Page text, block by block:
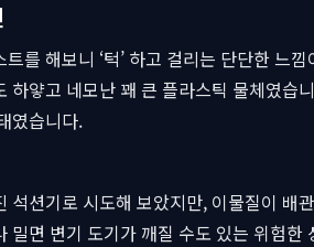
를 해보니 ‘턱’ 하고 걸리는 단단한 느
하얗고 네모난 꽤 큰 플라스틱 물체였습
였습니다.
석션기로 시도해 보았지만, 이물질이 배
면 변기 도기가 깨질 수도 있는 위험한